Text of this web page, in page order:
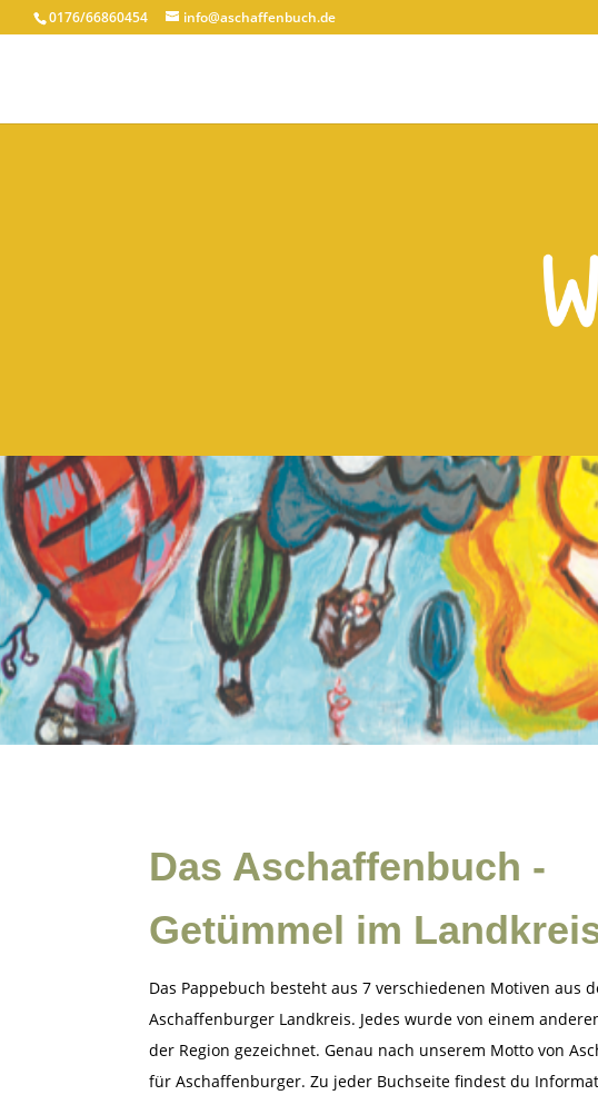
0176/66860454 info@aschaffenbuch.de
Das Aschaffenbuch -
Getümmel im
Das Pappebuch besteht aus 7 verschiedenen Motiven aus
Aschaffenburger Landkreis. Jedes wurde von einem
der Region gezeichnet. Genau nach unserem Motto von
für Aschaffenburger.Zu jeder Buchseite findest du